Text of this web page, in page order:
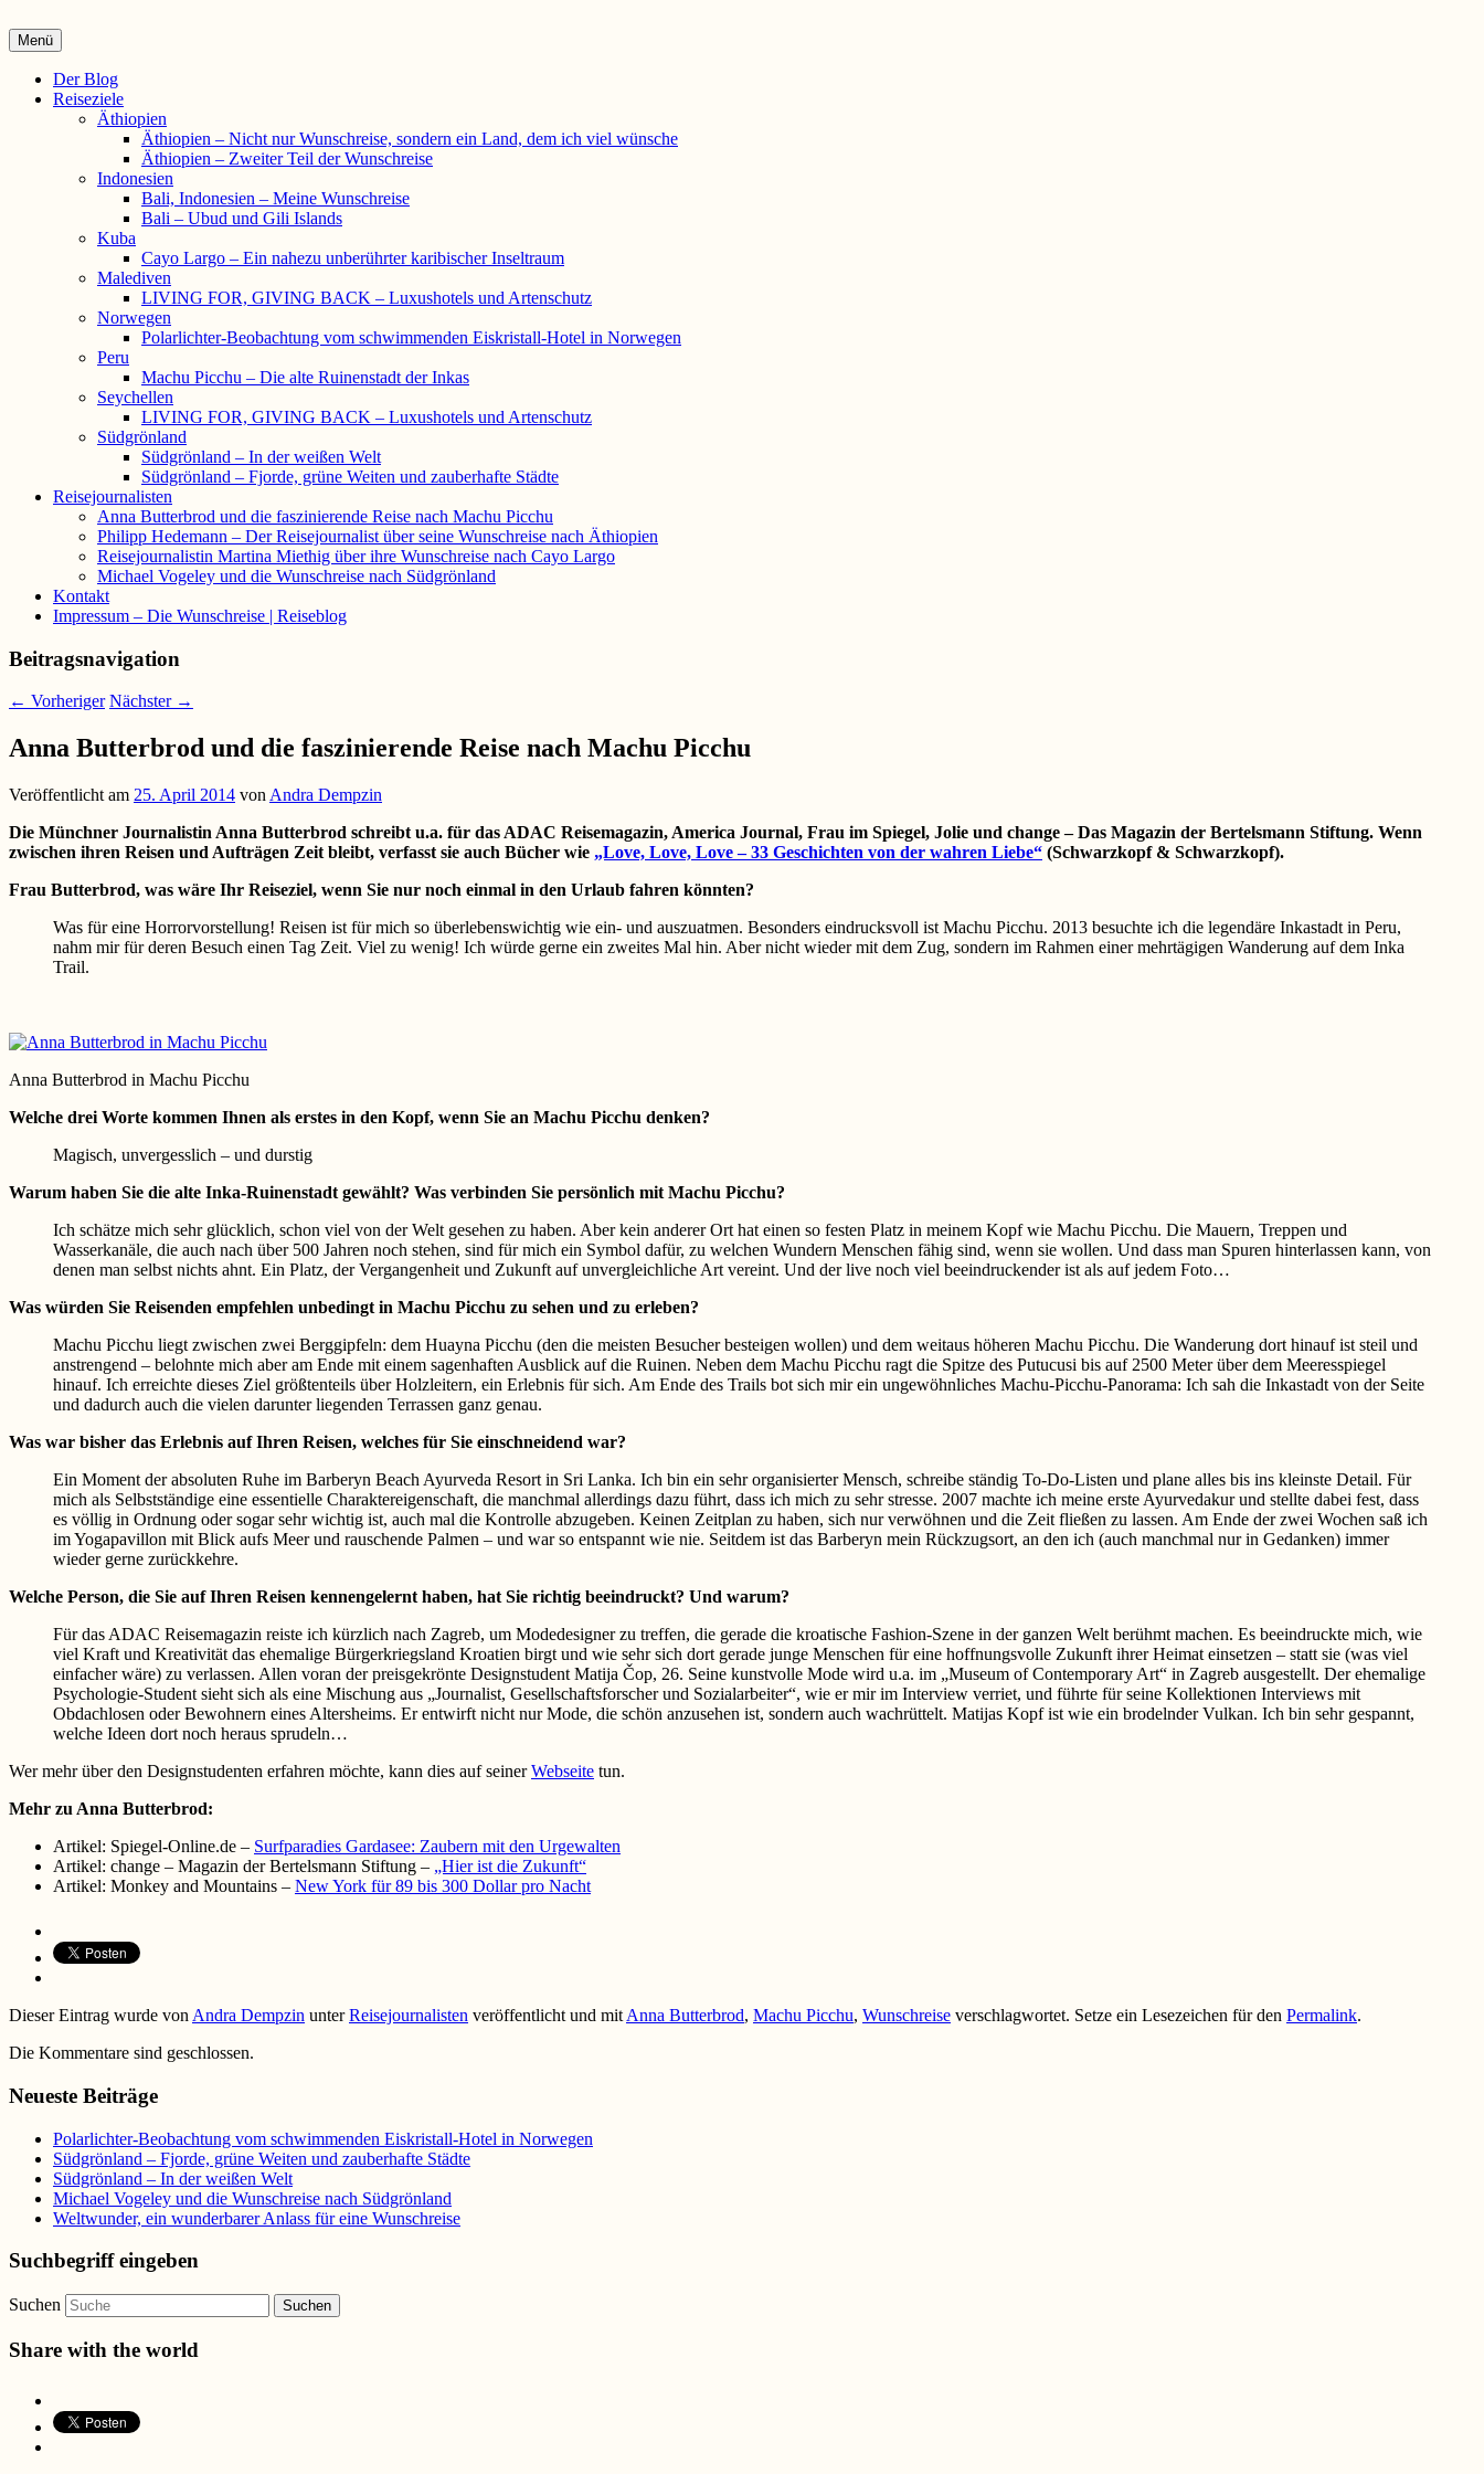
Die Wunschreise | Reiseblog
Reiseberichte und Interviews
Menü
Primäres
Menü
Der Blog
Reiseziele
Äthiopien
Äthiopien – Nicht nur Wunschreise, sondern ein Land, dem ich viel wünsche
Äthiopien – Zweiter Teil der Wunschreise
Indonesien
Bali, Indonesien – Meine Wunschreise
Bali – Ubud und Gili Islands
Kuba
Cayo Largo – Ein nahezu unberührter karibischer Inseltraum
Malediven
LIVING FOR, GIVING BACK – Luxushotels und Artenschutz
Norwegen
Polarlichter-Beobachtung vom schwimmenden Eiskristall-Hotel in Norwegen
Peru
Machu Picchu – Die alte Ruinenstadt der Inkas
Seychellen
LIVING FOR, GIVING BACK – Luxushotels und Artenschutz
Südgrönland
Südgrönland – In der weißen Welt
Südgrönland – Fjorde, grüne Weiten und zauberhafte Städte
Reisejournalisten
Anna Butterbrod und die faszinierende Reise nach Machu Picchu
Philipp Hedemann – Der Reisejournalist über seine Wunschreise nach Äthiopien
Reisejournalistin Martina Miethig über ihre Wunschreise nach Cayo Largo
Michael Vogeley und die Wunschreise nach Südgrönland
Kontakt
Impressum – Die Wunschreise | Reiseblog
Beitragsnavigation
← Vorheriger Nächster →
Anna Butterbrod und die faszinierende Reise nach Machu Picchu
Veröffentlicht am 25. April 2014 von Andra Dempzin
Die Münchner Journalistin Anna Butterbrod schreibt u.a. für das ADAC Reisemagazin, America Journal, Frau im Spiegel, Jolie und change – Das Magazin der Bertelsmann Stiftung. Wenn
zwischen ihren Reisen und Aufträgen Zeit bleibt, verfasst sie auch Bücher wie „Love, Love, Love – 33 Geschichten von der wahren Liebe“ (Schwarzkopf & Schwarzkopf).
Frau Butterbrod, was wäre Ihr Reiseziel, wenn Sie nur noch einmal in den Urlaub fahren könnten?
Was für eine Horrorvorstellung! Reisen ist für mich so überlebenswichtig wie ein- und auszuatmen. Besonders eindrucksvoll ist Machu Picchu. 2013 besuchte ich die legendäre Inkastadt in Peru,
nahm mir für deren Besuch einen Tag Zeit. Viel zu wenig! Ich würde gerne ein zweites Mal hin. Aber nicht wieder mit dem Zug, sondern im Rahmen einer mehrtägigen Wanderung auf dem Inka
Trail.
Anna Butterbrod in Machu Picchu
Welche drei Worte kommen Ihnen als erstes in den Kopf, wenn Sie an Machu Picchu denken?
Magisch, unvergesslich – und durstig
Warum haben Sie die alte Inka-Ruinenstadt gewählt? Was verbinden Sie persönlich mit Machu Picchu?
Ich schätze mich sehr glücklich, schon viel von der Welt gesehen zu haben. Aber kein anderer Ort hat einen so festen Platz in meinem Kopf wie Machu Picchu. Die Mauern, Treppen und
Wasserkanäle, die auch nach über 500 Jahren noch stehen, sind für mich ein Symbol dafür, zu welchen Wundern Menschen fähig sind, wenn sie wollen. Und dass man Spuren hinterlassen kann, von
denen man selbst nichts ahnt. Ein Platz, der Vergangenheit und Zukunft auf unvergleichliche Art vereint. Und der live noch viel beeindruckender ist als auf jedem Foto…
Was würden Sie Reisenden empfehlen unbedingt in Machu Picchu zu sehen und zu erleben?
Machu Picchu liegt zwischen zwei Berggipfeln: dem Huayna Picchu (den die meisten Besucher besteigen wollen) und dem weitaus höheren Machu Picchu. Die Wanderung dort hinauf ist steil und
anstrengend – belohnte mich aber am Ende mit einem sagenhaften Ausblick auf die Ruinen. Neben dem Machu Picchu ragt die Spitze des Putucusi bis auf 2500 Meter über dem Meeresspiegel
hinauf. Ich erreichte dieses Ziel größtenteils über Holzleitern, ein Erlebnis für sich. Am Ende des Trails bot sich mir ein ungewöhnliches Machu-Picchu-Panorama: Ich sah die Inkastadt von der Seite
und dadurch auch die vielen darunter liegenden Terrassen ganz genau.
Was war bisher das Erlebnis auf Ihren Reisen, welches für Sie einschneidend war?
Ein Moment der absoluten Ruhe im Barberyn Beach Ayurveda Resort in Sri Lanka. Ich bin ein sehr organisierter Mensch, schreibe ständig To-Do-Listen und plane alles bis ins kleinste Detail. Für
mich als Selbstständige eine essentielle Charaktereigenschaft, die manchmal allerdings dazu führt, dass ich mich zu sehr stresse. 2007 machte ich meine erste Ayurvedakur und stellte dabei fest, dass
es völlig in Ordnung oder sogar sehr wichtig ist, auch mal die Kontrolle abzugeben. Keinen Zeitplan zu haben, sich nur verwöhnen und die Zeit fließen zu lassen. Am Ende der zwei Wochen saß ich
im Yogapavillon mit Blick aufs Meer und rauschende Palmen – und war so entspannt wie nie. Seitdem ist das Barberyn mein Rückzugsort, an den ich (auch manchmal nur in Gedanken) immer
wieder gerne zurückkehre.
Welche Person, die Sie auf Ihren Reisen kennengelernt haben, hat Sie richtig beeindruckt? Und warum?
Für das ADAC Reisemagazin reiste ich kürzlich nach Zagreb, um Modedesigner zu treffen, die gerade die kroatische Fashion-Szene in der ganzen Welt berühmt machen. Es beeindruckte mich, wie
viel Kraft und Kreativität das ehemalige Bürgerkriegsland Kroatien birgt und wie sehr sich dort gerade junge Menschen für eine hoffnungsvolle Zukunft ihrer Heimat einsetzen – statt sie (was viel
einfacher wäre) zu verlassen. Allen voran der preisgekrönte Designstudent Matija Čop, 26. Seine kunstvolle Mode wird u.a. im „Museum of Contemporary Art“ in Zagreb ausgestellt. Der ehemalige
Psychologie-Student sieht sich als eine Mischung aus „Journalist, Gesellschaftsforscher und Sozialarbeiter“, wie er mir im Interview verriet, und führte für seine Kollektionen Interviews mit
Obdachlosen oder Bewohnern eines Altersheims. Er entwirft nicht nur Mode, die schön anzusehen ist, sondern auch wachrüttelt. Matijas Kopf ist wie ein brodelnder Vulkan. Ich bin sehr gespannt,
welche Ideen dort noch heraus sprudeln…
Wer mehr über den Designstudenten erfahren möchte, kann dies auf seinerWebseite tun.
Mehr zu Anna Butterbrod:
Artikel: Spiegel-Online.de – Surfparadies Gardasee: Zaubern mit den Urgewalten
Artikel: change – Magazin der Bertelsmann Stiftung – „Hier ist die Zukunft“
Artikel: Monkey and Mountains – New York für 89 bis 300 Dollar pro Nacht
Dieser Eintrag wurde von Andra Dempzin unterReisejournalisten veröffentlicht und mit Anna Butterbrod, Machu Picchu, Wunschreise verschlagwortet. Setze ein Lesezeichen für den Permalink.
Die Kommentare sind geschlossen.
Neueste Beiträge
Polarlichter-Beobachtung vom schwimmenden Eiskristall-Hotel in Norwegen
Südgrönland – Fjorde, grüne Weiten und zauberhafte Städte
Südgrönland – In der weißen Welt
Michael Vogeley und die Wunschreise nach Südgrönland
Weltwunder, ein wunderbarer Anlass für eine Wunschreise
Suchbegriff eingeben
Suchen
Share with the world